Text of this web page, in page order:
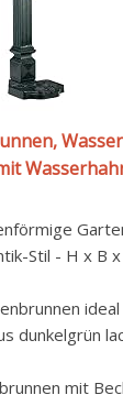
Stil - H x B
dunkelgrün
mit